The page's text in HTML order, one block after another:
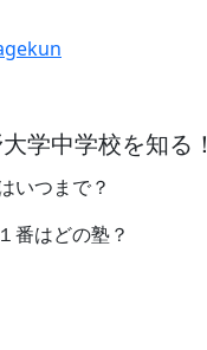
学中学校を知る！
いつまで？
番はどの塾？